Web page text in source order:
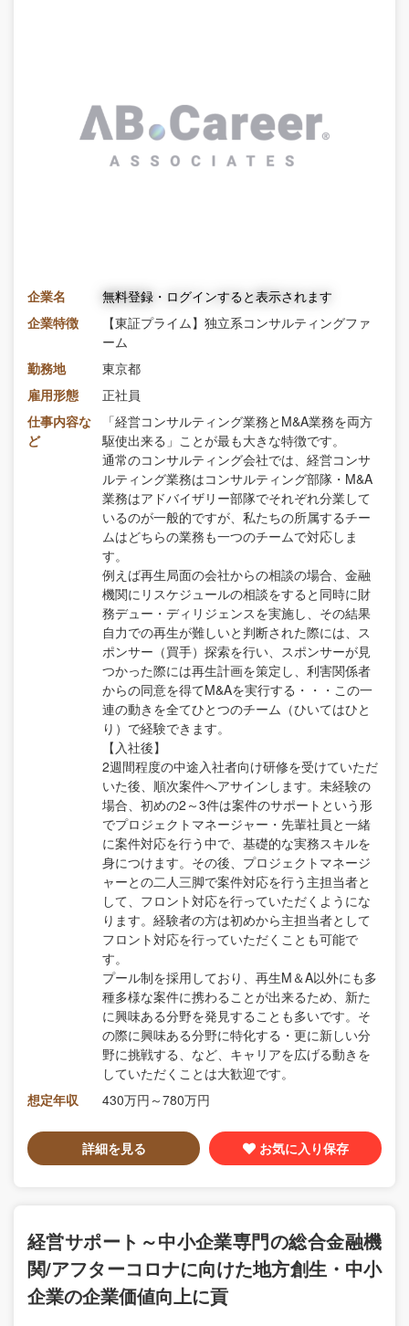
企業名
無料登録・ログインすると表示されます
企業特徴
【東証プライム】独立系コンサルティングファ
ーム
勤務地
東京都
雇用形態
正社員
仕事内容な
ど
「経営コンサルティング業務とM&A業務を両方
駆使出来る」ことが最も大きな特徴です。
通常のコンサルティング会社では、経営コンサ
ルティング業務はコンサルティング部隊・M&A
業務はアドバイザリー部隊でそれぞれ分業して
いるのが一般的ですが、私たちの所属するチー
ムはどちらの業務も一つのチームで対応しま
す。
例えば再生局面の会社からの相談の場合、金融
機関にリスケジュールの相談をすると同時に財
務デュー・ディリジェンスを実施し、その結果
自力での再生が難しいと判断された際には、ス
ポンサー（買手）探索を行い、スポンサーが見
つかった際には再生計画を策定し、利害関係者
からの同意を得てM&Aを実行する・・・この一
連の動きを全てひとつのチーム（ひいてはひと
り）で経験できます。
【入社後】
2週間程度の中途入社者向け研修を受けていただ
いた後、順次案件へアサインします。未経験の
場合、初めの2～3件は案件のサポートという形
でプロジェクトマネージャー・先輩社員と一緒
に案件対応を行う中で、基礎的な実務スキルを
身につけます。その後、プロジェクトマネージ
ャーとの二人三脚で案件対応を行う主担当者と
して、フロント対応を行っていただくようにな
ります。経験者の方は初めから主担当者として
フロント対応を行っていただくことも可能で
す。
プール制を採用しており、再生M＆A以外にも多
種多様な案件に携わることが出来るため、新た
に興味ある分野を発見することも多いです。そ
の際に興味ある分野に特化する・更に新しい分
野に挑戦する、など、キャリアを広げる動きを
していただくことは大歓迎です。
想定年収
430万円～780万円
詳細を見る お気に入り保存
経営サポート～中小企業専門の総合金融機
関/アフターコロナに向けた地方創生・中小
企業の企業価値向上に貢